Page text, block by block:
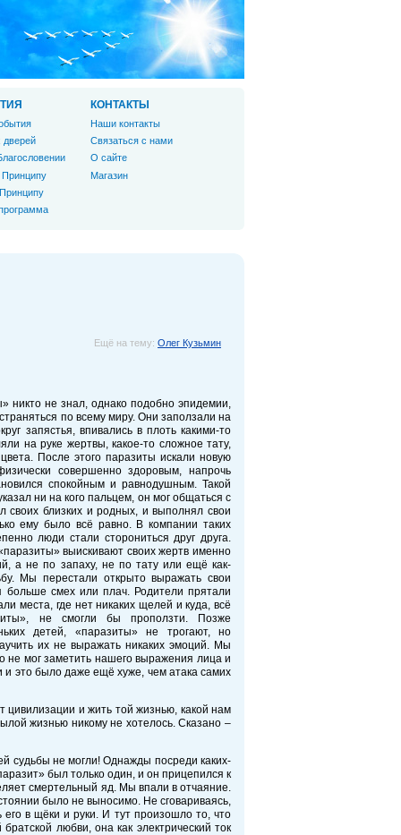
Ещё на тему: Олег Кузьмин
никто не знал, однако подобно эпидемии,
по всему миру. Они заползали на
запястья, впивались в плоть какими-то
на руке жертвы, какое-то сложное тату,
После этого паразиты искали новую
совершенно здоровым, напрочь
спокойным и равнодушным. Такой
ни на кого пальцем, он мог общаться с
близких и родных, и выполнял свои
ему было всё равно. В компании таких
люди стали сторониться друг друга.
выискивают своих жертв именно
а не по запаху, не по тату или ещё как-
Мы перестали открыто выражать свои
больше смех или плач. Родители прятали
места, где нет никаких щелей и куда, всё
не смогли бы проползти. Позже
детей, «паразиты» не трогают, но
их не выражать никаких эмоций. Мы
не мог заметить нашего выражения лица и
это было даже ещё хуже, чем атака самих
цивилизации и жить той жизнью, какой нам
жизнью никому не хотелось. Сказано –
судьбы не могли! Однажды посреди каких-
был только один, и он прицепился к
смертельный яд. Мы впали в отчаяние.
было не выносимо. Не сговариваясь,
в щёки и руки. И тут произошло то, что
любви, она как электрический ток
дверей
КОНТАКТЫ
Наши контакты
Связаться с нами
О сайте
Магазин